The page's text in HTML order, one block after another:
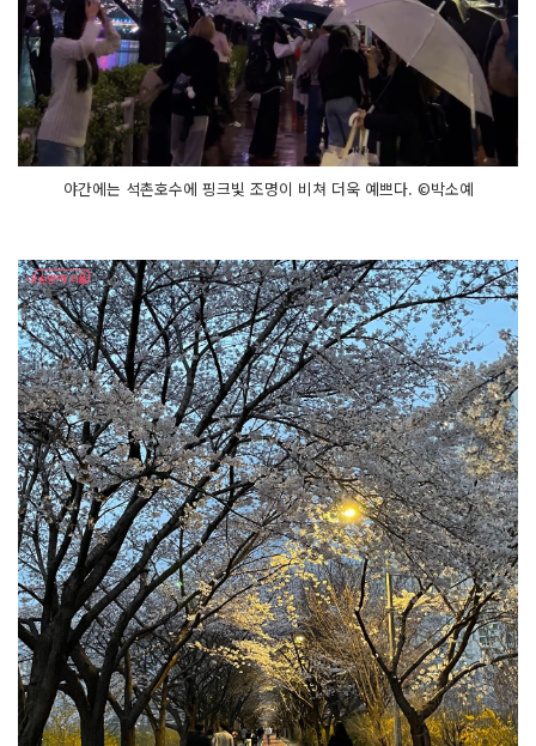
야간에는 석촌호수에 핑크빛 조명이 비쳐 더욱 예쁘다. ©박소예